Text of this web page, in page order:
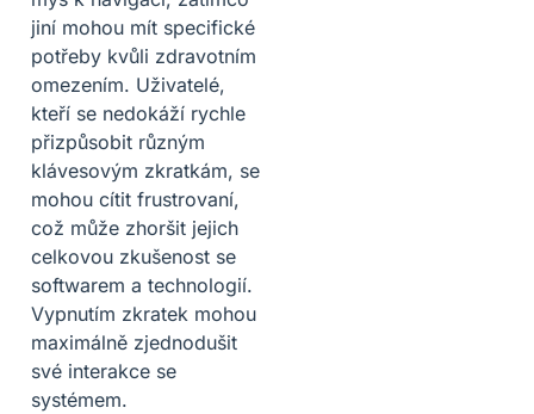
jiní mohou mít specifické
potřeby kvůli zdravotním
omezením. Uživatelé,
kteří se nedokáží rychle
přizpůsobit různým
klávesovým zkratkám, se
mohou cítit frustrovaní,
což může zhoršit jejich
celkovou zkušenost se
softwarem a technologií.
Vypnutím zkratek mohou
maximálně zjednodušit
své interakce se
systémem.